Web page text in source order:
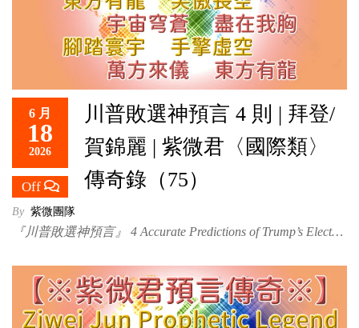
6 月
18
2026
Off
川普敗選神預言 4 則 | 拜登/
賀錦麗 | 紫微君〈國際類〉
傳奇錄（75）
By 紫微團隊
『川普敗選神預言』 4 Accurate Predictions of Trump’s Elect…